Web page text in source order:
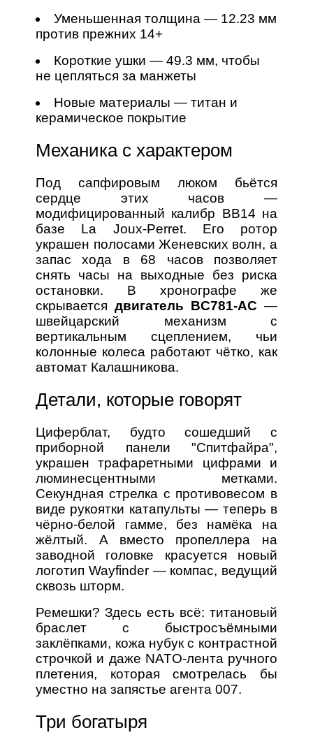
Уменьшенная толщина — 12.23 мм
против прежних 14+
Короткие ушки — 49.3 мм, чтобы
не цепляться за манжеты
Новые материалы — титан и
керамическое покрытие
Механика с характером
Под сапфировым люком бьётся
сердце этих часов —
модифицированный калибр BB14 на
базе La Joux-Perret. Его ротор
украшен полосами Женевских волн, а
запас хода в 68 часов позволяет
снять часы на выходные без риска
остановки. В хронографе же
скрываетсядвигатель BC781-AC —
швейцарский механизм с
вертикальным сцеплением, чьи
колонные колеса работают чётко, как
автомат Калашникова.
Детали, которые говорят
Циферблат, будто сошедший с
приборной панели "Спитфайра",
украшен трафаретными цифрами и
люминесцентными метками.
Секундная стрелка с противовесом в
виде рукоятки катапульты — теперь в
чёрно-белой гамме, без намёка на
жёлтый. А вместо пропеллера на
заводной головке красуется новый
логотип Wayfinder — компас, ведущий
сквозь шторм.
Ремешки? Здесь есть всё: титановый
браслет с быстросъёмными
заклёпками, кожа нубук с контрастной
строчкой и даже NATO-лента ручного
плетения, которая смотрелась бы
уместно на запястье агента 007.
Три богатыря